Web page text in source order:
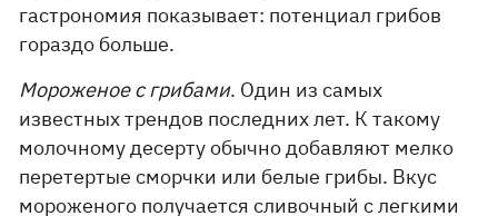
гастрономия показывает: потенциал грибов
гораздо больше.
Мороженое с грибами. Один из самых
известных трендов последних лет. К такому
молочному десерту обычно добавляют мелко
перетертые сморчки или белые грибы. Вкус
мороженого получается сливочный с легкими